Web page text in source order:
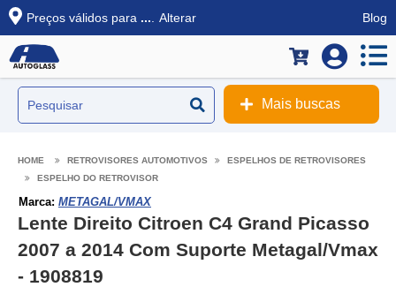
Preços válidos para ... Alterar Blog
Mais buscas
RETROVISORES AUTOMOTIVOS
ESPELHOS DE RETROVISORES
ESPELHO DO RETROVISOR
Marca: METAGAL/VMAX
Lente Direito Citroen C4 Grand Picasso
2007 a 2014 Com Suporte Metagal/Vmax
- 1908819